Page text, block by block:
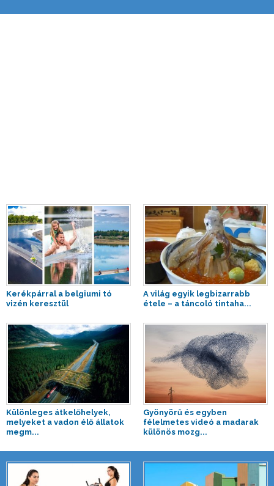
Kerékpárral a belgiumi tó
vizén keresztül
A világ egyik legbizarrabb
étele – a táncoló tintaha...
Különleges átkelőhelyek,
melyeket a vadon élő állatok
megm...
Gyönyörű és egyben
félelmetes videó a madarak
különös mozg...